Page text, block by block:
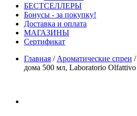
БЕСТСЕЛЛЕРЫ
Бонусы - за покупку!
Доставка и оплата
МАГАЗИНЫ
Cертификат
Главная / Ароматические спреи /
дома 500 мл, Laboratorio Olfattivo